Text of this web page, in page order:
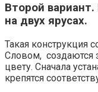
Второй
на двух ярусах.
Такая конструкция
Словом, создаются
цвету. Сначала
крепятся